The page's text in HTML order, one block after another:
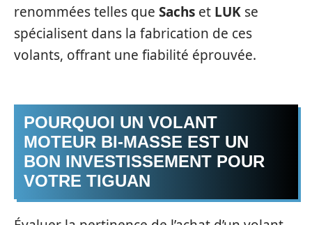
renommées telles que Sachs et LUK se
spécialisent dans la fabrication de ces
volants, offrant une fiabilité éprouvée.
POURQUOI UN VOLANT
MOTEUR BI-MASSE EST UN
BON INVESTISSEMENT POUR
VOTRE TIGUAN